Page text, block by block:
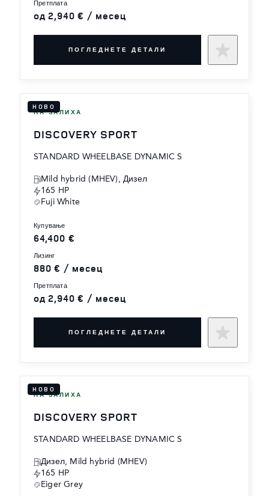
претплата
од 2,940 € / месец
ПОГЛЕДНЕТЕ ДЕТАЛИ
НОВО
НА ЗАЛИХА
DISCOVERY SPORT
STANDARD WHEELBASE DYNAMIC S
Mild hybrid (MHEV), Дизел
165 HP
Fuji White
купување
64,400 €
лизинг
880 € / месец
претплата
од 2,940 € / месец
ПОГЛЕДНЕТЕ ДЕТАЛИ
НОВО
НА ЗАЛИХА
DISCOVERY SPORT
STANDARD WHEELBASE DYNAMIC S
Дизел, Mild hybrid (MHEV)
165 HP
Eiger Grey